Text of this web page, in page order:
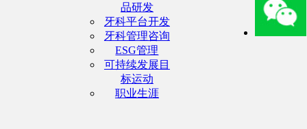
品研发
牙科平台开发
牙科管理咨询
ESG管理
可持续发展目
标运动
职业生涯